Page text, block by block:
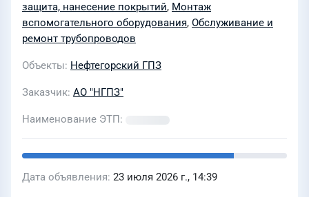
защита, нанесение покрытий, Монтаж
вспомогательного оборудования, Обслуживание и
ремонт трубопроводов
Объекты Нефтегорский ГПЗ
Заказчик АО "НГПЗ"
Наименование ЭТП
Дата объявления 23 июля 2026 г., 14:39